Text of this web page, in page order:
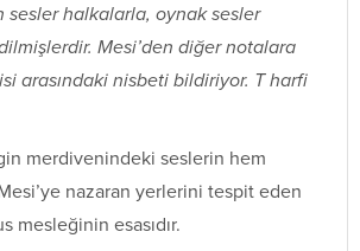
sesler halkalarla, oynak sesler
Mesi’den diğer notalara
arasındaki nisbeti bildiriyor. T harfi
merdivenindeki seslerin hem
nazaran yerlerini tespit eden
mesleğinin esasıdır.